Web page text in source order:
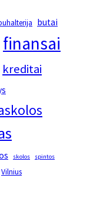
butai
finansai
kreditai
skolos spintos
Vilnius